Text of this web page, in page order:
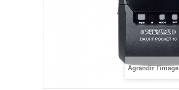
Agrandir l'image